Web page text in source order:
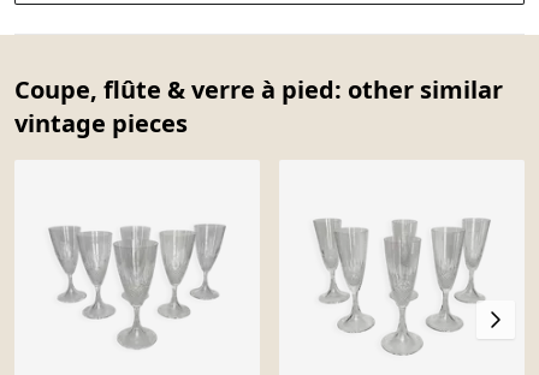
Coupe, flûte & verre à pied: other similar
vintage pieces